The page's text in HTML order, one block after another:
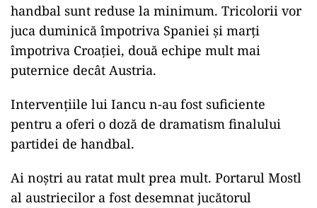
handbal sunt reduse la minimum. Tricolorii vor
juca duminică împotriva Spaniei și marți
împotriva Croației, două echipe mult mai
puternice decât Austria.
Intervențiile lui Iancu n-au fost suficiente
pentru a oferi o doză de dramatism finalului
partidei de handbal.
Ai noștri au ratat mult prea mult. Portarul Mostl
al austriecilor a fost desemnat jucătorul